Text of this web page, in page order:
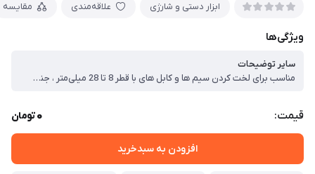
ابزار دستی و شارژی علاقه‌مندی مقایسه
ویژگی‌ها
سایر توضیحات
مناسب برای لخت کردن سیم ها و کابل های با قطر 8 تا 28 میلی‌متر ، جنس بدنه از مواد پلی آمید ضد سایش ، مجهز به یک تیغه سوزنی شکل یدکی ، قابلیت تنظیم تیغه سوزنی به وسیله پیچ تنظیم ، قابلیت نگه داشتن خودکار کابل ، دارای پیچ تنظیم تیغه سوزنی
قیمت: 0تومان
افزودن به سبدخرید